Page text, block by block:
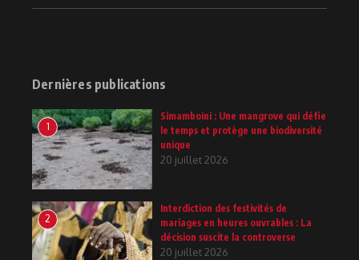
Dernières publications
1
Simamboini : Une mangrove qui défie
le temps et protège une biodiversité
unique
20 juillet 2026
2
Interdiction des festivités de
mariages en heures ouvrables : La
décision suscite la controverse
20 juillet 2026